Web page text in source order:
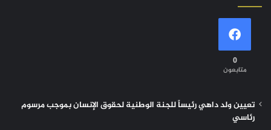
0
متابعون
تعيين ولد داهي رئيساً للجنة الوطنية لحقوق الإنسان بموجب مرسوم
رئاسي